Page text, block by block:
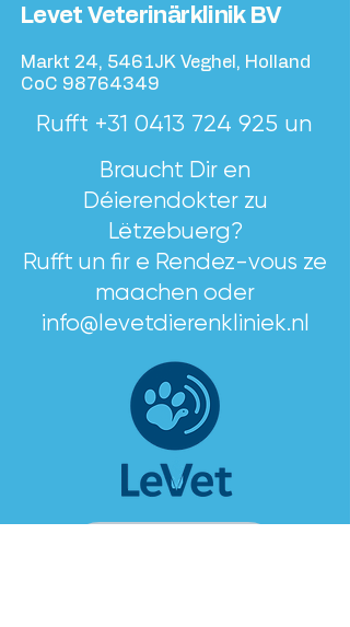
Levet Veterinärklinik BV
Markt 24, 5461JK Veghel, Holland
CoC 98764349
Rufft +31 0413 724 925 un
Braucht Dir en
Déierendokter zu
Lëtzebuerg?
Rufft un fir e Rendez-vous ze
maachen oder
info@levetdierenkliniek.nl